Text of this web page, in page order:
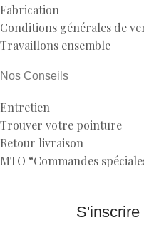
Fabrication
Conditions générales de
Travaillons ensemble
Nos Conseils
Entretien
Trouver votre pointure
Retour livraison
MTO “Commandes